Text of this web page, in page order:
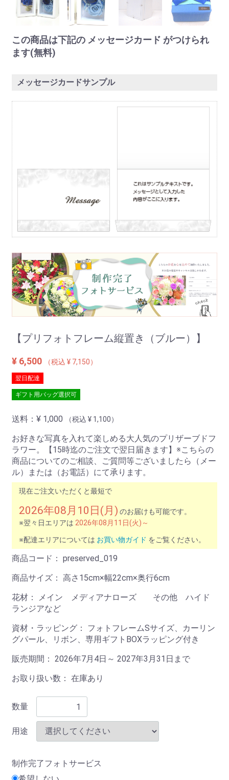
この商品は下記の メッセージカード がつけられ
ます(無料)
メッセージカードサンプル
【プリフォトフレーム縦置き（ブルー）】
¥ 6,500 （税込 ¥ 7,150）
翌日配達
ギフト用バッグ選択可
送料： ¥ 1,000 （税込 ¥ 1,100）
お好きな写真を入れて楽しめる大人気のプリザーブドフ
ラワー。【15時迄のご注文で翌日届きます】※こちらの
商品についてのご相談、ご質問等ございましたら（メー
ル）または（お電話）にて承ります。
現在ご注文いただくと最短で
2026年08月10日(月) のお届けも可能です。
※翌々日エリアは 2026年08月11日(火)～
※配達エリアについては お買い物ガイド をご覧ください。
商品コード： preserved_019
商品サイズ： 高さ15cm×幅22cm×奥行6cm
花材：
メイン メディアナローズ その他 ハイド
ランジアなど
資材・ラッピング： フォトフレームSサイズ、カーリン
グパール、リボン、専用ギフトBOXラッピング付き
販売期間： 2026年7月4日～ 2027年3月31日まで
お取り扱い数： 在庫あり
数量
用途
制作完了フォトサービス